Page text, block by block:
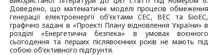
Доведено, що математичні моделі процесів обмеження
генерації електроенергії об’єктами СЕС, ВЕС та БіоЕС,
графічно задані в «Проекті Плану відновлення України» в
розділі «Енергетична безпека» в умовах воєнного
сьогодення та перших післявоєнних років не мають під
собою об’єктивного підґрунтя.